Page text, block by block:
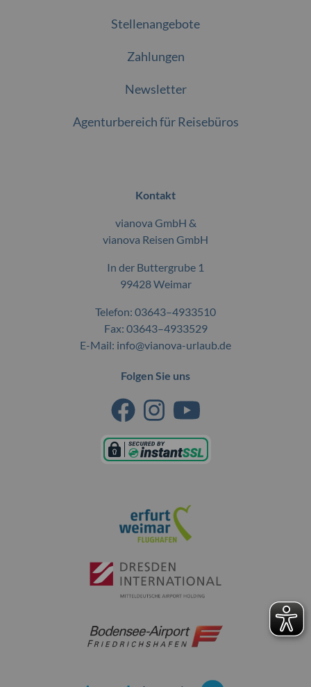
Stellenangebote
Zahlungen
Newsletter
Agenturbereich für Reisebüros
Kontakt
vianova GmbH &
vianova Reisen GmbH
In der Buttergrube 1
99428 Weimar
Telefon: 03643–4933510
Fax: 03643–4933529
E-Mail: info@vianova-urlaub.de
Folgen Sie uns